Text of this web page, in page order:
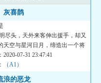
灰喜鹊
尽头，天外来客伸出援手，却又
天空与星河日月，缔造出一个将
的尊...07-31 23:47:41
（A1）
浪的恶龙